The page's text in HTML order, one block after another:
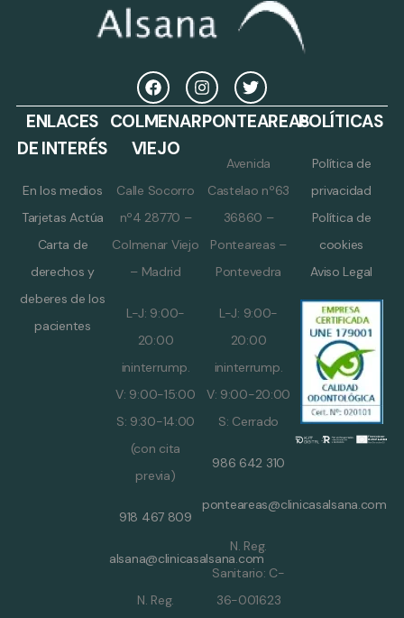
ENLACES
DE INTERÉS
En los medios
Tarjetas Actúa
Carta de
derechos y
deberes de los
pacientes
COLMENAR
VIEJO
Calle Socorro
nº4 28770 –
Colmenar Viejo
– Madrid
L-J: 9:00-
20:00
ininterrump.
V: 9:00-15:00
S: 9:30-14:00
(con cita
previa)
918 467 809
alsana@clinicasalsana.com
N. Reg.
PONTEAREAS
Avenida
Castelao nº63
36860 –
Ponteareas –
Pontevedra
L-J: 9:00-
20:00
ininterrump.
V: 9:00-20:00
S: Cerrado
986 642 310
ponteareas@clinicasalsana.com
N. Reg.
Sanitario: C-
36-001623
POLÍTICAS
Política de
privacidad
Política de
cookies
Aviso Legal